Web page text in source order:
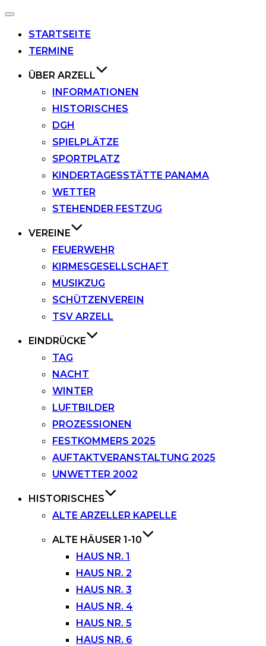
Navigation
STARTSEITE
TERMINE
ÜBER ARZELL
INFORMATIONEN
HISTORISCHES
DGH
SPIELPLÄTZE
SPORTPLATZ
KINDERTAGESSTÄTTE PANAMA
WETTER
STEHENDER FESTZUG
VEREINE
FEUERWEHR
KIRMESGESELLSCHAFT
MUSIKZUG
SCHÜTZENVEREIN
TSV ARZELL
EINDRÜCKE
TAG
NACHT
WINTER
LUFTBILDER
PROZESSIONEN
FESTKOMMERS 2025
AUFTAKTVERANSTALTUNG 2025
UNWETTER 2002
HISTORISCHES
ALTE ARZELLER KAPELLE
ALTE HÄUSER 1-10
HAUS NR. 1
HAUS NR. 2
HAUS NR. 3
HAUS NR. 4
HAUS NR. 5
HAUS NR. 6